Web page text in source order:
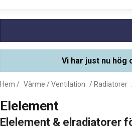
Vi har just nu hög
Hem / Värme / Ventilation / Radiatorer
Elelement
Elelement & elradiatorer